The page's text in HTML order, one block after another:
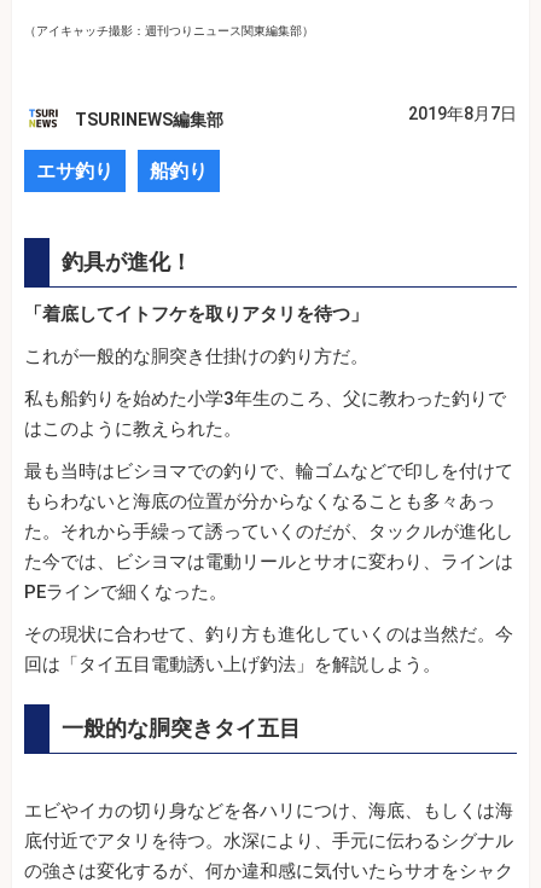
（アイキャッチ撮影：週刊つりニュース関東編集部）
TSURINEWS編集部 2019年8月7日
エサ釣り 船釣り
釣具が進化！
「着底してイトフケを取りアタリを待つ」
これが一般的な胴突き仕掛けの釣り方だ。
私も船釣りを始めた小学3年生のころ、父に教わった釣りで
はこのように教えられた。
最も当時はビシヨマでの釣りで、輪ゴムなどで印しを付けて
もらわないと海底の位置が分からなくなることも多々あっ
た。それから手繰って誘っていくのだが、タックルが進化し
た今では、ビシヨマは電動リールとサオに変わり、ラインは
PEラインで細くなった。
その現状に合わせて、釣り方も進化していくのは当然だ。今
回は「タイ五目電動誘い上げ釣法」を解説しよう。
一般的な胴突きタイ五目
エビやイカの切り身などを各ハリにつけ、海底、もしくは海
底付近でアタリを待つ。水深により、手元に伝わるシグナル
の強さは変化するが、何か違和感に気付いたらサオをシャク